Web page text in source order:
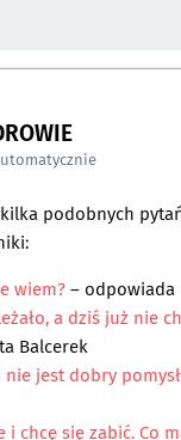
podobnych
wiem?– odpowiada
a dziś już nie
Balcerek
nie jest dobry
i chcę się zabić. Co